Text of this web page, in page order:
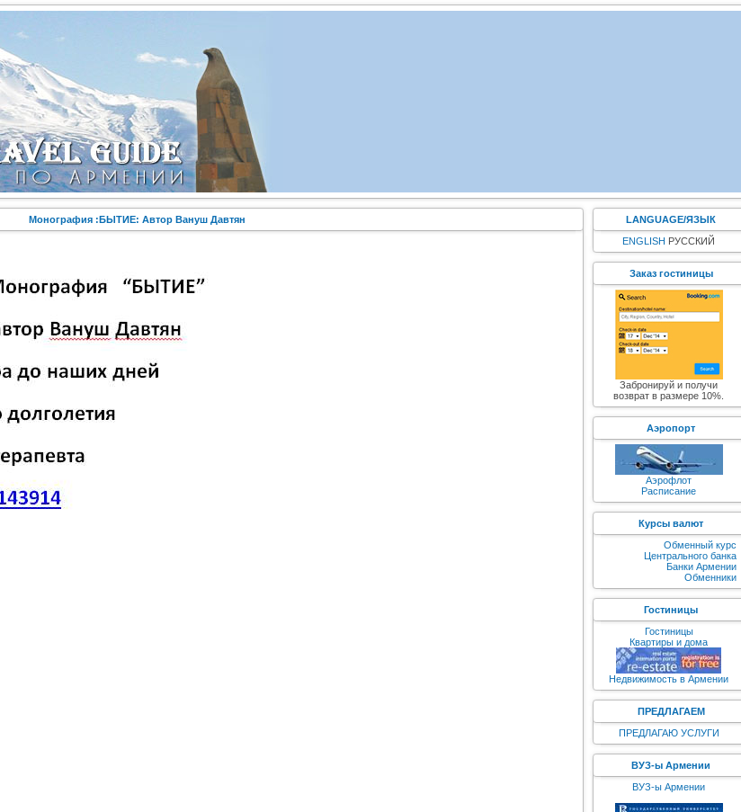
Монография :БЫТИЕ: Автор Вануш Давтян
LANGUAGE/ЯЗЫК
ENGLISH РУССКИЙ
Заказ гостиницы
Забронируй и получи
возврат в размере 10%.
Аэропорт
Аэрофлот
Расписание
Курсы валют
Обменный курс
Центрального банка
Банки Армении
Обменники
Гостиницы
Гостиницы
Квартиры и дома
Недвижимость в Армении
ПРЕДЛАГАЕМ
ПРЕДЛАГАЮ УСЛУГИ
ВУЗ-ы Армении
ВУЗ-ы Армении